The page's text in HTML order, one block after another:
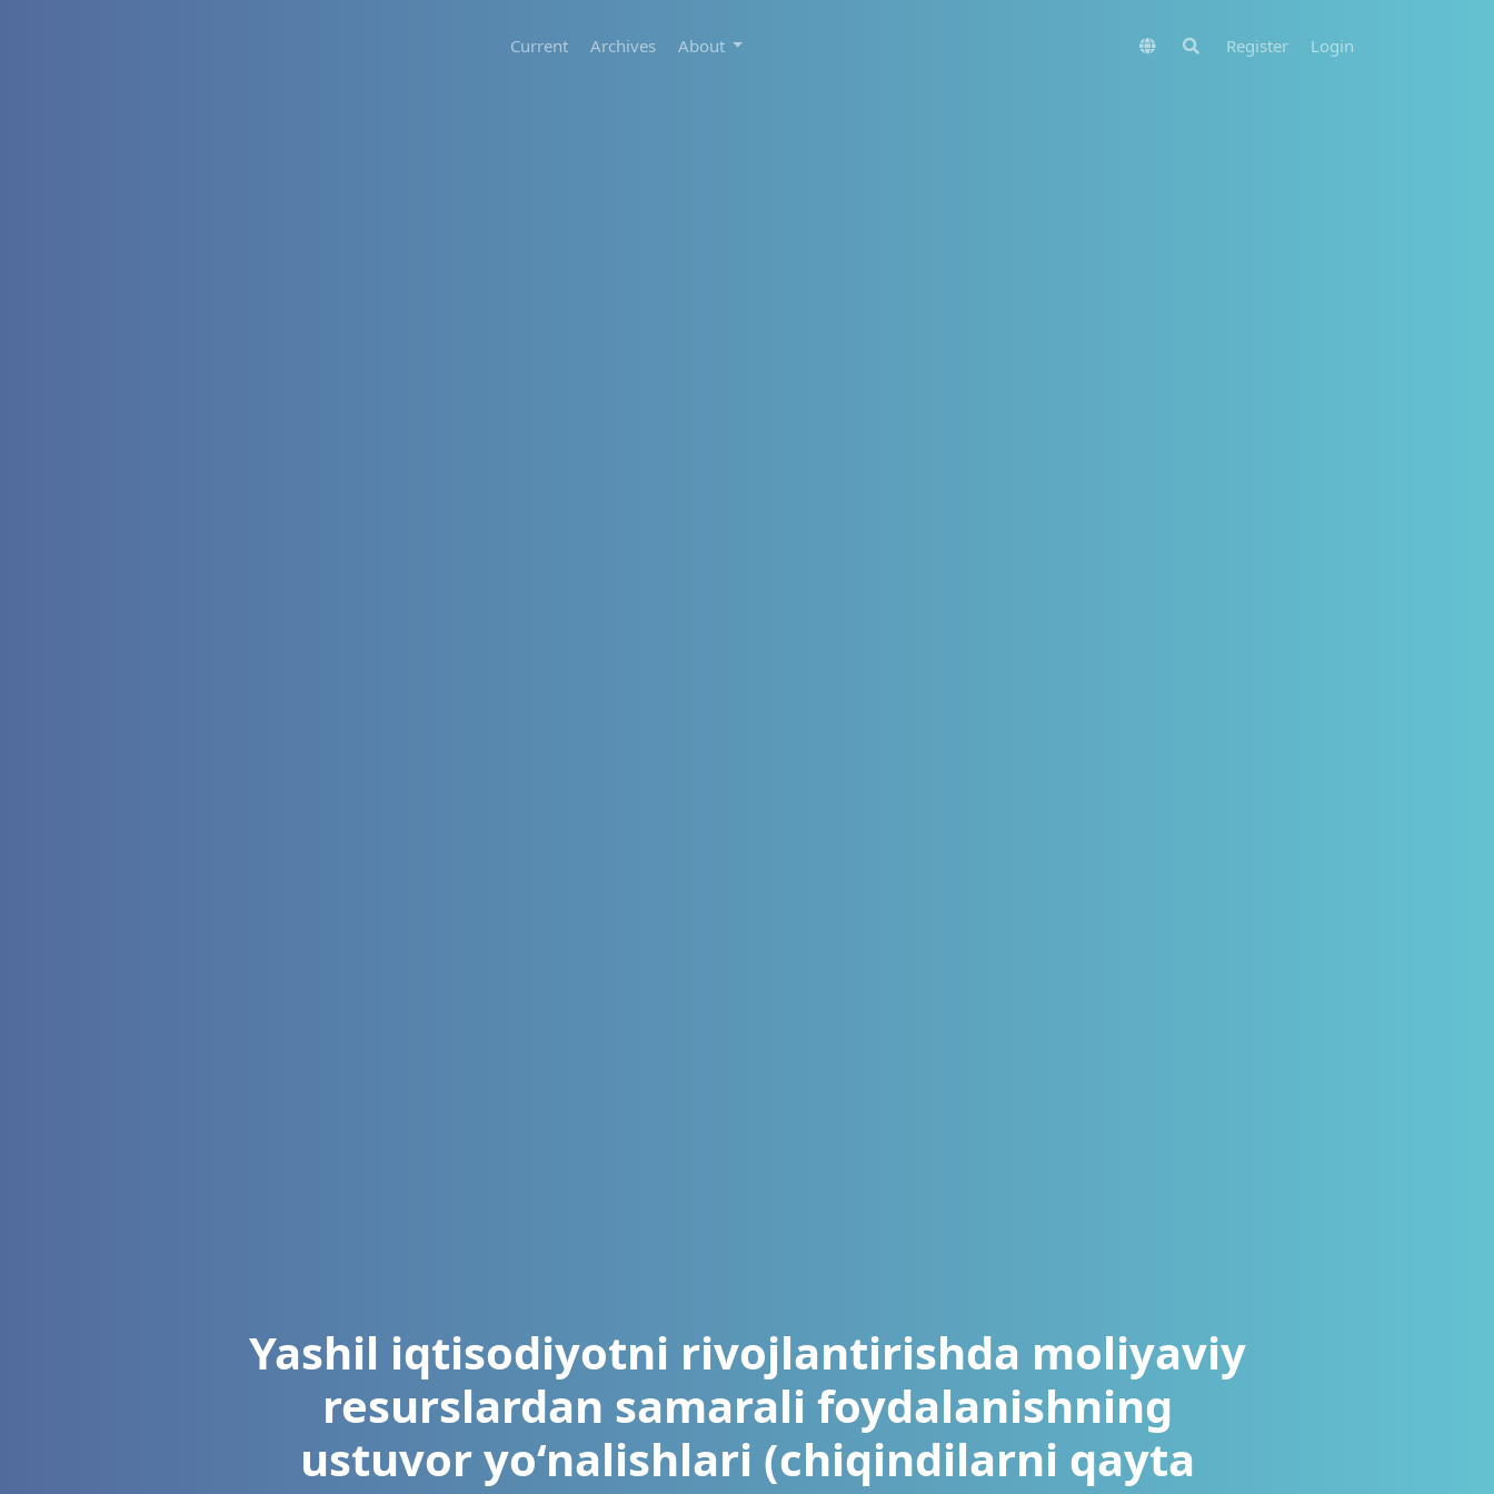
Current Archives About Register Login
Yashil iqtisodiyotni rivojlantirishda moliyaviy
resurslardan samarali foydalanishning
ustuvor yo‘nalishlari (chiqindilarni qayta